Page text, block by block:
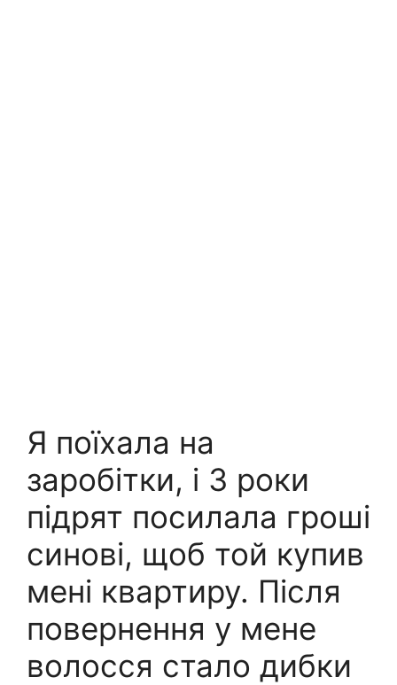
Я поїхала на
заробітки, і 3 роки
підрят посилала гроші
синові, щоб той купив
мені квартиру. Після
повернення у мене
волосся стало дибки